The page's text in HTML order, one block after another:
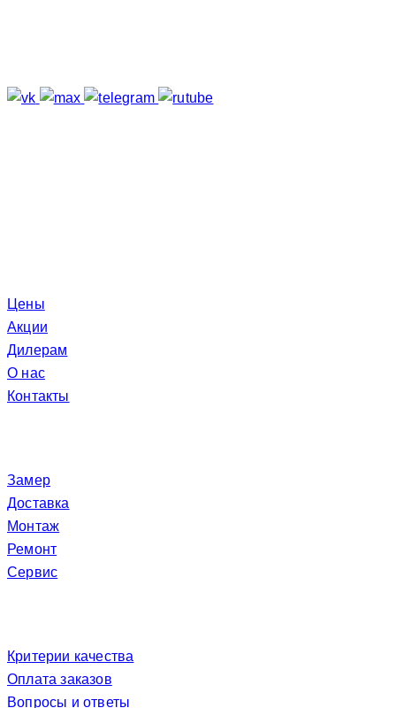
Цены
Акции
Дилерам
О нас
Контакты
Замер
Доставка
Монтаж
Ремонт
Сервис
Критерии качества
Оплата заказов
Вопросы и ответы